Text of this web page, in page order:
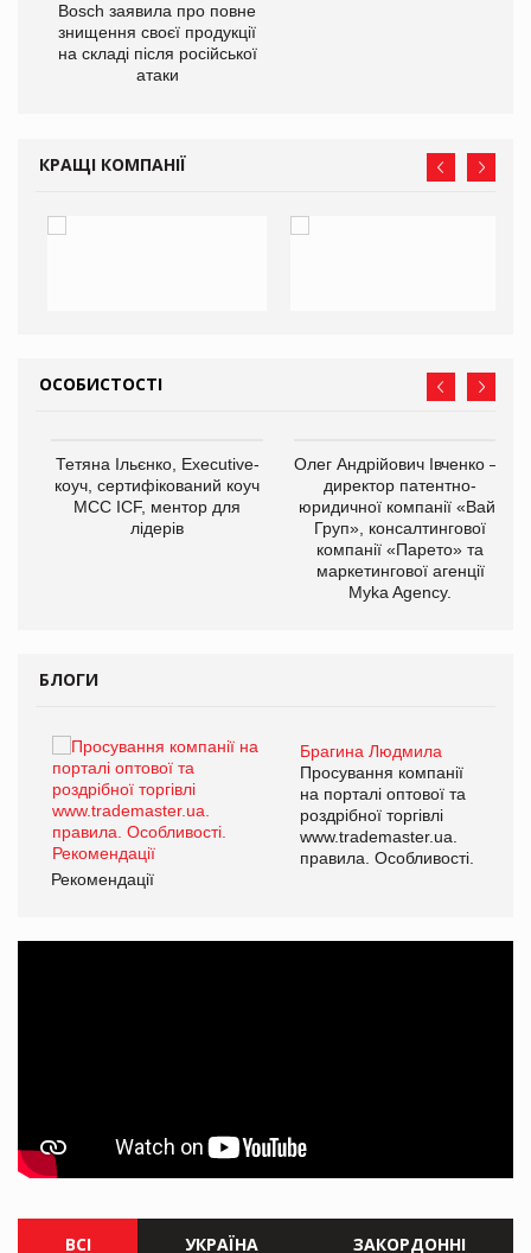
Bosch заявила про повне
знищення своєї продукції
на складі після російської
атаки
КРАЩІ КОМПАНІЇ
ОСОБИСТОСТІ
Тетяна Ільєнко, Executive-
коуч, сертифікований коуч
МСС ICF, ментор для
лідерів
Олег Андрійович Івченко —
директор патентно-
юридичної компанії «Вайз
Груп», консалтингової
компанії «Парето» та
маркетингової агенції
Myka Agency.
БЛОГИ
Брагина Людмила
Просування компанії
на порталі оптової та
роздрібної торгівлі
www.trademaster.ua.
правила. Особливості.
Рекомендації
ВСІ УКРАЇНА ЗАКОРДОННІ